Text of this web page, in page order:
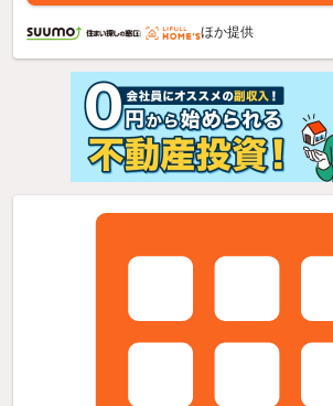
ほか提供